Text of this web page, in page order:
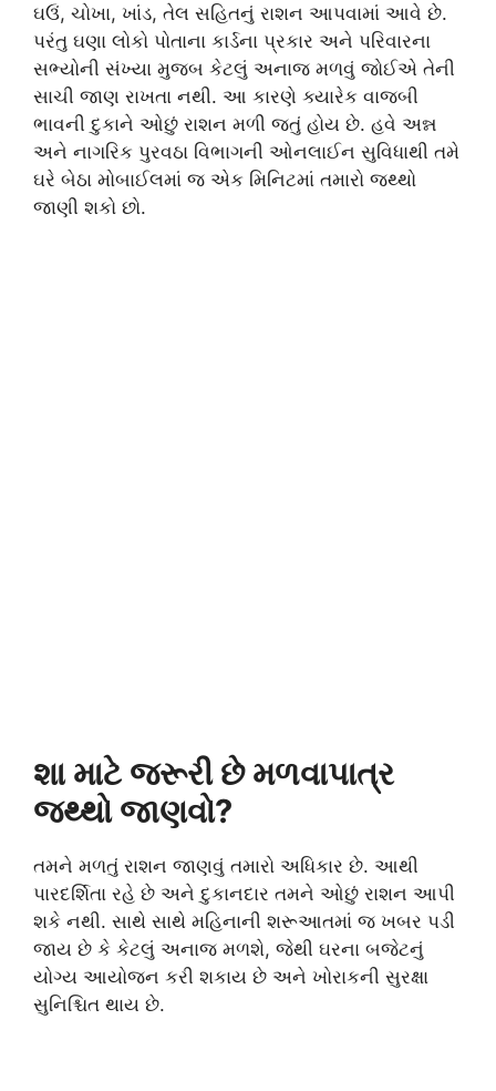
ઘઉં, ચોખા, ખાંડ, તેલ સહિતનું રાશન આપવામાં આવે છે.
પરંતુ ઘણા લોકો પોતાના કાર્ડના પ્રકાર અને પરિવારના
સભ્યોની સંખ્યા મુજબ કેટલું અનાજ મળવું જોઈએ તેની
સાચી જાણ રાખતા નથી. આ કારણે ક્યારેક વાજબી
ભાવની દુકાને ઓછું રાશન મળી જતું હોય છે. હવે અન્ન
અને નાગરિક પુરવઠા વિભાગની ઓનલાઈન સુવિધાથી તમે
ઘરે બેઠા મોબાઈલમાં જ એક મિનિટમાં તમારો જથ્થો
જાણી શકો છો.
શા માટે જરૂરી છે મળવાપાત્ર
જથ્થો જાણવો?
તમને મળતું રાશન જાણવું તમારો અધિકાર છે. આથી
પારદર્શિતા રહે છે અને દુકાનદાર તમને ઓછું રાશન આપી
શકે નથી. સાથે સાથે મહિનાની શરૂઆતમાં જ ખબર પડી
જાય છે કે કેટલું અનાજ મળશે, જેથી ઘરના બજેટનું
યોગ્ય આયોજન કરી શકાય છે અને ખોરાકની સુરક્ષા
સુનિશ્ચિત થાય છે.